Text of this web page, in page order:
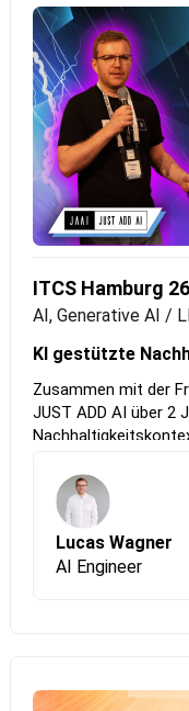
ITCS Hamburg
AI, Generative AI /
KI gestützte
Zusammen mit der
JUST ADD AI über 2
Eglhofer und ihr
Fortschritt
nachverfolgbar zu
Recherche.
Lucas Wagner
AI Engineer